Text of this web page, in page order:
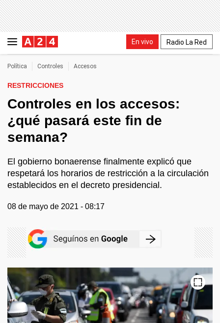
En vivo Radio La Red
Política Controles Accesos
RESTRICCIONES
Controles en los accesos:
¿qué pasará este fin de
semana?
El gobierno bonaerense finalmente explicó que
respetará los horarios de restricción a la circulación
establecidos en el decreto presidencial.
08 de mayo de 2021 - 08:17